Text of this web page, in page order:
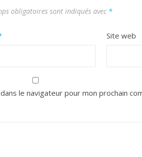
obligatoires sont indiqués avec *
Site web
le navigateur pour mon prochain